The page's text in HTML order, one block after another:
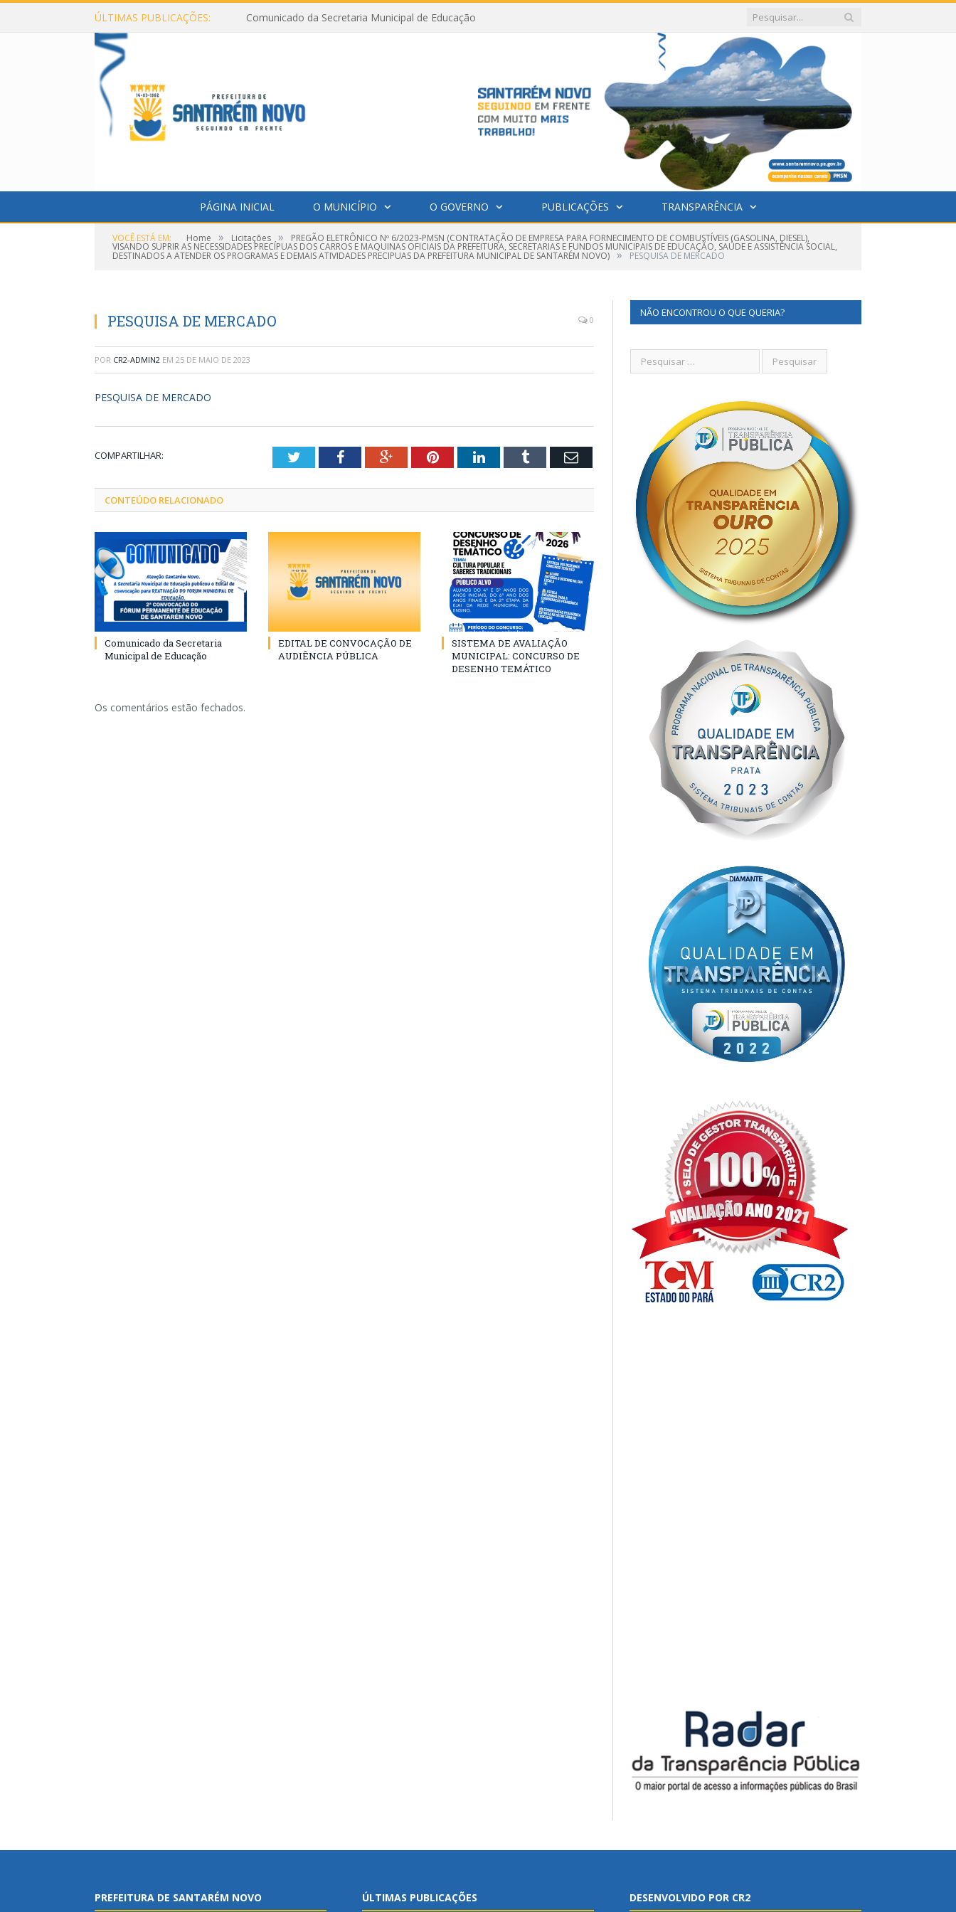
ÚLTIMAS PUBLICAÇÕES: Comunicado da Secretaria Municipal de Educação
PÁGINA INICIAL O MUNICÍPIO O GOVERNO PUBLICAÇÕES TRANSPARÊNCIA
VOCÊ ESTÁ EM: Home » Licitações » PREGÃO ELETRÔNICO Nº 6/2023-PMSN (CONTRATAÇÃO DE EMPRESA PARA FORNECIMENTO DE COMBUSTÍVEIS (GASOLINA, DIESEL),
VISANDO SUPRIR AS NECESSIDADES PRECÍPUAS DOS CARROS E MAQUINAS OFICIAIS DA PREFEITURA, SECRETARIAS E FUNDOS MUNICIPAIS DE EDUCAÇÃO, SAÚDE E ASSISTÊNCIA SOCIAL,
DESTINADOS A ATENDER OS PROGRAMAS E DEMAIS ATIVIDADES PRECIPUAS DA PREFEITURA MUNICIPAL DE SANTARÉM NOVO) » PESQUISA DE MERCADO
PESQUISA DE MERCADO 0
POR CR2-ADMIN2 EM 25 DE MAIO DE 2023
PESQUISA DE MERCADO
COMPARTILHAR: TwitterFacebookGoogle+PinterestLinkedInTumblr Email
CONTEÚDO RELACIONADO
Comunicado da Secretaria
Municipal de Educação
EDITAL DE CONVOCAÇÃO DE
AUDIÊNCIA PÚBLICA
SISTEMA DE AVALIAÇÃO
MUNICIPAL: CONCURSO DE
DESENHO TEMÁTICO
Os comentários estão fechados.
NÃO ENCONTROU O QUE QUERIA?
PREFEITURA DE SANTARÉM NOVO ÚLTIMAS PUBLICAÇÕES DESENVOLVIDO POR CR2